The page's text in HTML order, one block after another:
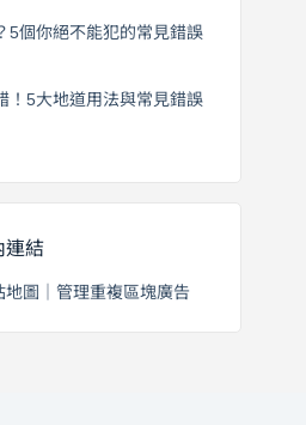
5個你絕不能犯的常見錯誤
！5大地道用法與常見錯誤
連結
地圖 管理重複區塊廣告